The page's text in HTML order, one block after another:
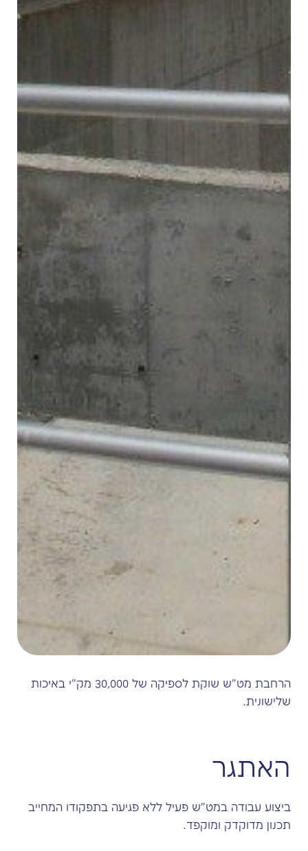
הרחבת מט"ש שוקת לספיקה של 30,000 מק"י באיכות
שלישונית.
האתגר
ביצוע עבודה במט"ש פעיל ללא פגיעה בתפקודו המחייב
תכנון מדוקדק ומוקפד.